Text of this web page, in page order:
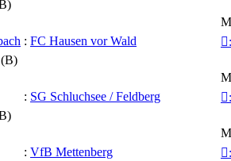
: FC Hausen vor Wald :
: SG Schluchsee /​ Feldberg :
: VfB Mettenberg :